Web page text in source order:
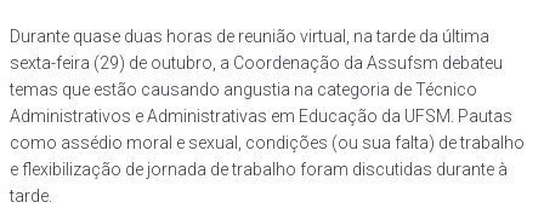
Durante quase duas horas de reunião virtual, na tarde da última
sexta-feira (29) de outubro, a Coordenação da Assufsm debateu
temas que estão causando angustia na categoria de Técnico
Administrativos e Administrativas em Educação da UFSM. Pautas
como assédio moral e sexual, condições (ou sua falta) de trabalho
e flexibilização de jornada de trabalho foram discutidas durante à
tarde.